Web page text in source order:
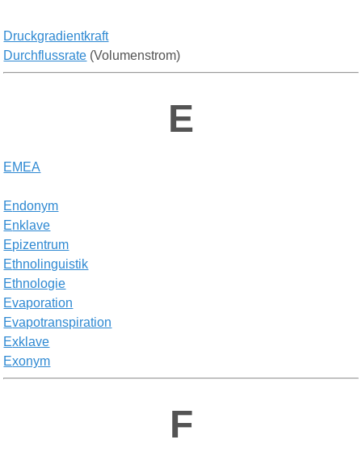
Druckgradientkraft
Durchflussrate (Volumenstrom)
E
EMEA
Endonym
Enklave
Epizentrum
Ethnolinguistik
Ethnologie
Evaporation
Evapotranspiration
Exklave
Exonym
F